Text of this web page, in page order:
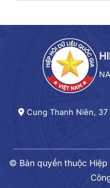
Cung Thanh Niên, 37
© Bản quyền thuộc Hiệp